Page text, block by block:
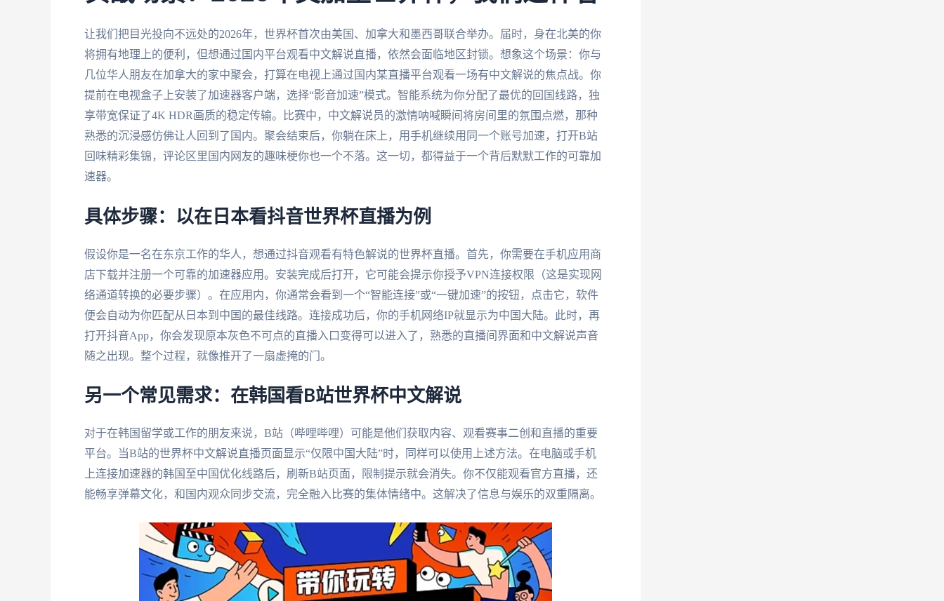
让我们把目光投向不远处的2026年，世界杯首次由美国、加拿大和墨西哥联合举办。届时，身在北美的你
将拥有地理上的便利，但想通过国内平台观看中文解说直播，依然会面临地区封锁。想象这个场景：你与
几位华人朋友在加拿大的家中聚会，打算在电视上通过国内某直播平台观看一场有中文解说的焦点战。你
提前在电视盒子上安装了加速器客户端，选择“影音加速”模式。智能系统为你分配了最优的回国线路，独
享带宽保证了4K HDR画质的稳定传输。比赛中，中文解说员的激情呐喊瞬间将房间里的氛围点燃，那种
熟悉的沉浸感仿佛让人回到了国内。聚会结束后，你躺在床上，用手机继续用同一个账号加速，打开B站
回味精彩集锦，评论区里国内网友的趣味梗你也一个不落。这一切，都得益于一个背后默默工作的可靠加
速器。
具体步骤：以在日本看抖音世界杯直播为例
假设你是一名在东京工作的华人，想通过抖音观看有特色解说的世界杯直播。首先，你需要在手机应用商
店下载并注册一个可靠的加速器应用。安装完成后打开，它可能会提示你授予VPN连接权限（这是实现网
络通道转换的必要步骤）。在应用内，你通常会看到一个“智能连接”或“一键加速”的按钮，点击它，软件
便会自动为你匹配从日本到中国的最佳线路。连接成功后，你的手机网络IP就显示为中国大陆。此时，再
打开抖音App，你会发现原本灰色不可点的直播入口变得可以进入了，熟悉的直播间界面和中文解说声音
随之出现。整个过程，就像推开了一扇虚掩的门。
另一个常见需求：在韩国看B站世界杯中文解说
对于在韩国留学或工作的朋友来说，B站（哔哩哔哩）可能是他们获取内容、观看赛事二创和直播的重要
平台。当B站的世界杯中文解说直播页面显示“仅限中国大陆”时，同样可以使用上述方法。在电脑或手机
上连接加速器的韩国至中国优化线路后，刷新B站页面，限制提示就会消失。你不仅能观看官方直播，还
能畅享弹幕文化，和国内观众同步交流，完全融入比赛的集体情绪中。这解决了信息与娱乐的双重隔离。